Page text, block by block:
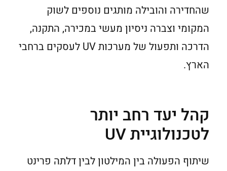
שהחדירה והובילה מותגים נוספים לשוק
המקומי וצברה ניסיון מעשי במכירה, התקנה,
הדרכה ותפעול של מערכות UV לעסקים ברחבי
הארץ.
קהל יעד רחב יותר
לטכנולוגיית UV
שיתוף הפעולה בין המילטון לבין דלתה פרינט